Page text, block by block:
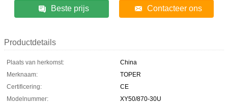
Beste prijs Contacteer ons
Productdetails
Plaats van herkomst:
China
Merknaam:
TOPER
Certificering:
CE
Modelnummer:
XY50/870-30U